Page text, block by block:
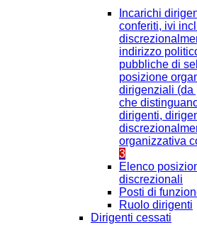
Incarichi
conferiti, ivi
indirizzo
pubbliche di
posizione
dirigenziali (da
che
dirigenti,
organizzativa
3
Elenco
discrezionali
Posti di
Ruolo dirigenti
Dirigenti cessati